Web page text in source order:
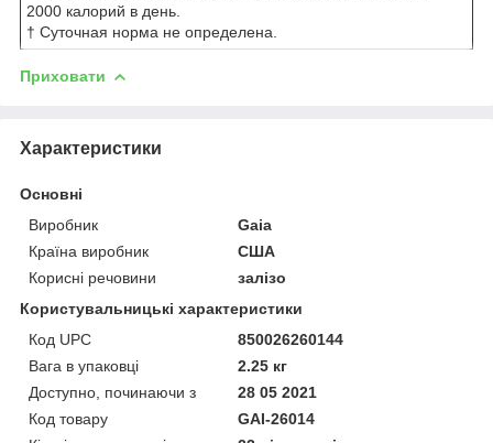
2000 калорий в день.
† Суточная норма не определена.
Приховати
Характеристики
Основні
Виробник
Gaia
Країна виробник
США
Корисні речовини
залізо
Користувальницькі характеристики
Код UPC
850026260144
Вага в упаковці
2.25 кг
Доступно, починаючи з
28 05 2021
Код товару
GAI-26014